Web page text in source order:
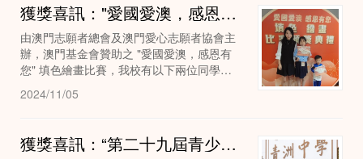
獲獎喜訊："愛國愛澳，感恩有您" 填色繪畫比賽奪得優異成績
由澳門志願者總會及澳門愛心志願者協會主
辦，澳門基金會贊助之 "愛國愛澳，感恩有
您" 填色繪畫比賽，我校有以下兩位同學獲
2024/11/05
獲獎喜訊：“第二十九屆青少年學生書法比賽“獲優異成績